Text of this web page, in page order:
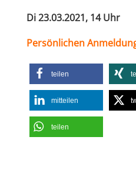
Di 23.03.2021, 14 Uhr
Persönlichen
teilen
mitteilen
teilen